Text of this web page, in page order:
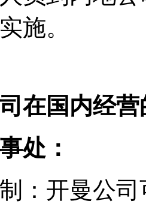
施。
国内经营
：
开曼公司